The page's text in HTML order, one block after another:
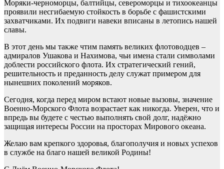
Моряки-черноморцы, балтийцы, североморцы и тихоокеанцы
проявили несгибаемую стойкость в борьбе с фашистскими
захватчиками. Их подвиги навеки вписаны в летопись нашей
славы.
В этот день мы также чтим память великих флотоводцев –
адмиралов Ушакова и Нахимова, чьи имена стали символами
доблести российского флота. Их стратегический гений,
решительность и преданность делу служат примером для
нынешних поколений моряков.
Сегодня, когда перед миром встают новые вызовы, значение
Военно-Морского Флота возрастает как никогда. Уверен, что и
впредь вы будете с честью выполнять свой долг, надёжно
защищая интересы России на просторах Мирового океана.
Желаю вам крепкого здоровья, благополучия и новых успехов
в службе на благо нашей великой Родины!